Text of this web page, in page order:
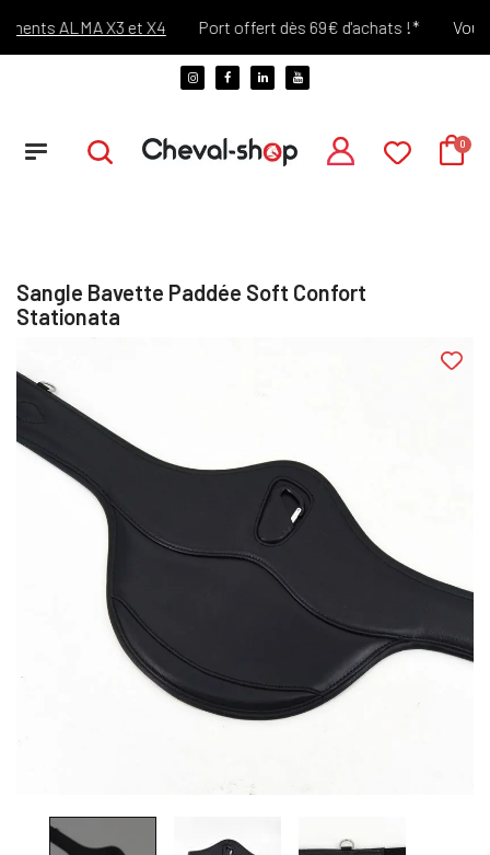
ALMA X3 et X4 Port offert dès 69€ d'achats !* Vous
Sangle Bavette Paddée Soft Confort
Stationata